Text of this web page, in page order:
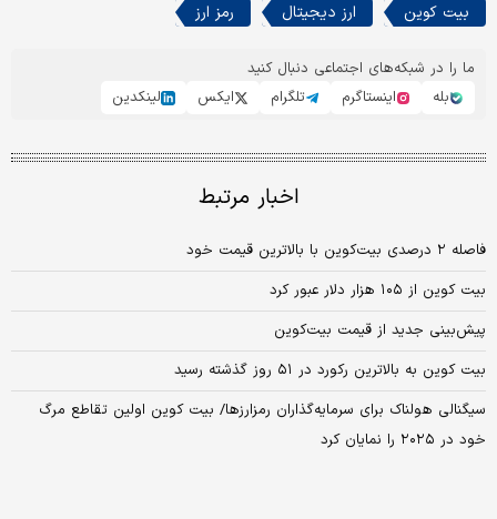
بیت کوین ارز دیجیتال رمز ارز
ما را در شبکه‌های اجتماعی دنبال کنید
بله
اینستاگرم تلگرام ایکس لینکدین
اخبار مرتبط
فاصله ۲ درصدی بیت‌کوین با بالاترین قیمت خود
بیت کوین از ۱۰۵ هزار دلار عبور کرد
پیش‌بینی جدید از قیمت بیت‌کوین
بیت کوین به بالاترین رکورد در ۵۱ روز گذشته رسید
سیگنالی هولناک برای سرمایه‌گذاران رمزارزها/ بیت کوین اولین تقاطع مرگ
خود در ۲۰۲۵ را نمایان کرد